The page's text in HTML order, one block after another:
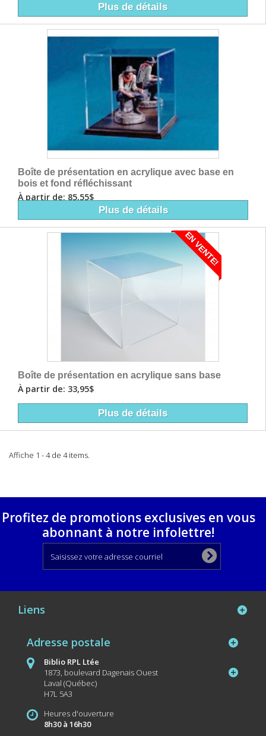
Plus de détails
Boîte de présentation en acrylique avec base en
bois et fond réfléchissant
À partir de: 85,55$
Plus de détails
EN VENTE!
Boîte de présentation en acrylique sans base
À partir de: 33,95$
Plus de détails
Affiche 1 - 4 de 4 items.
Profitez de promotions exclusives en vous
abonnant à notre infolettre!
Liens
Adresse postale
Biblio RPL Ltée
1873, boulevard Dagenais Ouest
Laval (Québec)
H7L 5A3
Heures d'ouverture
8h30 à 16h30